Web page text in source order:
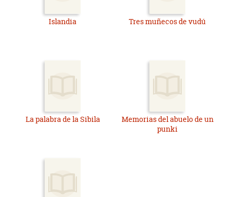
Islandia Tres muñecos de vudú
La palabra de la Sibila
Memorias del abuelo de un
punki